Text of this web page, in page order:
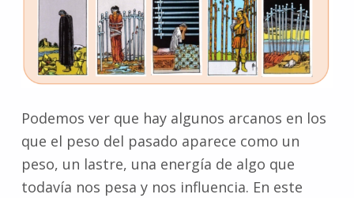
Podemos ver que hay algunos arcanos en los
que el peso del pasado aparece como un
peso, un lastre, una energía de algo que
todavía nos pesa y nos influencia. En este